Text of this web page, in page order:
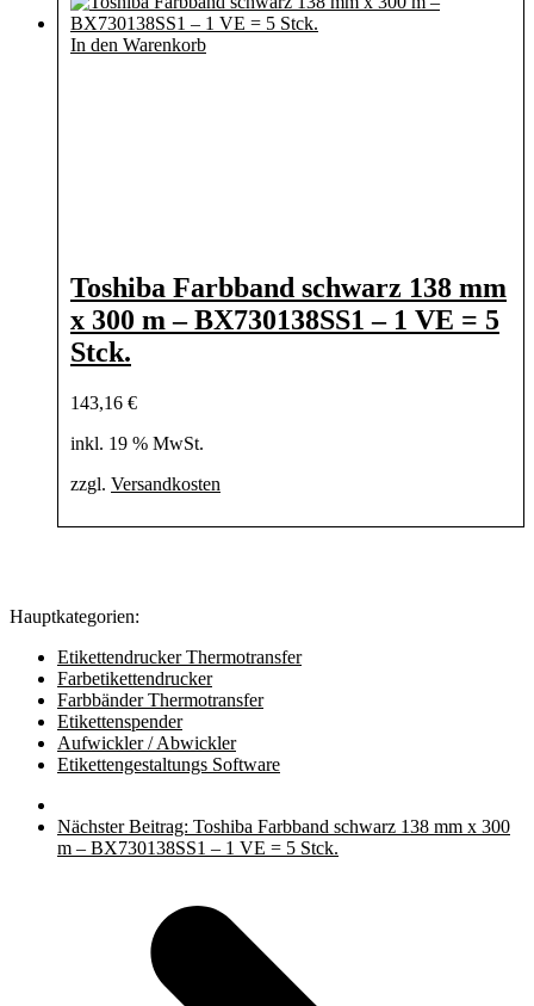
In den Warenkorb
Toshiba Farbband schwarz 138 mm
x 300 m – BX730138SS1 – 1 VE = 5
Stck.
143,16 €
inkl. 19 % MwSt.
zzgl. Versandkosten
Hauptkategorien:
Etikettendrucker Thermotransfer
Farbetikettendrucker
Farbbänder Thermotransfer
Etikettenspender
Aufwickler / Abwickler
Etikettengestaltungs Software
Nächster Beitrag: Toshiba Farbband schwarz 138 mm x 300
m – BX730138SS1 – 1 VE = 5 Stck.